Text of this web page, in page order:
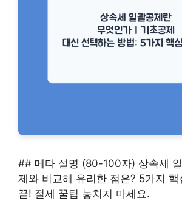
## 메타 설명 (80-100자) 상속세
제와 비교해 유리한 점은? 5가지 핵
끝! 절세 꿀팁 놓치지 마세요.